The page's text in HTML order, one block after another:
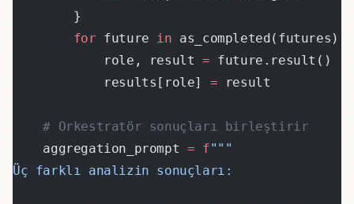
        }
        for
future in as_completed(futures):
            role, result
= future.result()
            results[role]
= result
    # Orkestratör sonuçları birleştirir
    aggregation_prompt
= f"""
Üç farklı analizin sonuçları: